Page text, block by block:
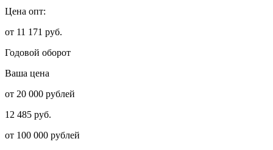
Цена опт:
от 11 171 руб.
Годовой оборот
Ваша цена
от 20 000 рублей
12 485 руб.
от 100 000 рублей